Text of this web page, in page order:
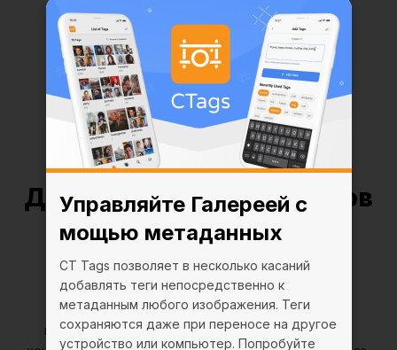
Добавьте до 20 миллионов
H/s к вашей скорости
майнинга
Нет, это не мечта! Новая функция Pool Mining
позволяет преодолеть отметку в 20 миллионов
Управляйте Галереей с
мощью метаданных
CT Tags позволяет в несколько касаний
добавлять теги непосредственно к
метаданным любого изображения. Теги
сохраняются даже при переносе на другое
устройство или компьютер. Попробуйте